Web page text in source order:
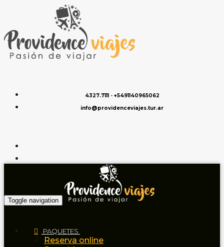
4327.7111- +5491140965062
info@providenceviajes.tur.ar
Toggle navigation
PAQUETES
Reserva online